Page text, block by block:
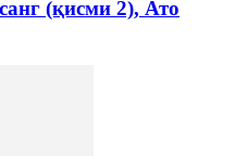
(қисми 2), Ато